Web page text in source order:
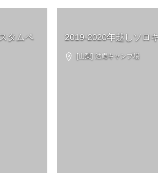
タムペ
2019-2020年越しソロ
[山梨] 浩庵キャンプ場